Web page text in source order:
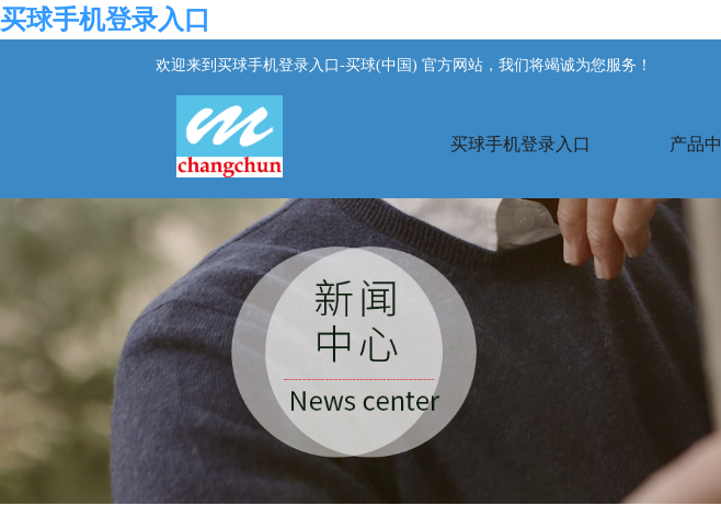
买球手机登录入口
欢迎来到买球手机登录入口-买球(中国) 官方网站，我们将竭诚为您服务！
买球手机登录入口 产品